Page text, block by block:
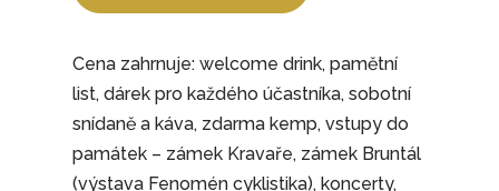
Cena zahrnuje: welcome drink, pamětní
list, dárek pro každého účastníka, sobotní
snídaně a káva, zdarma kemp, vstupy do
památek – zámek Kravaře, zámek Bruntál
(výstava Fenomén cyklistika), koncerty,